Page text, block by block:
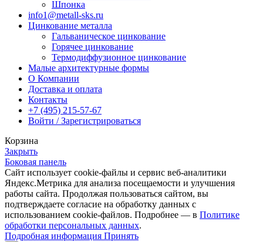
Шпонка
info1@metall-sks.ru
Цинкование металла
Гальваническое цинкование
Горячее цинкование
Термодиффузионное цинкование
Малые архитектурные формы
О Компании
Доставка и оплата
Контакты
+7 (495) 215-57-67
Войти / Зарегистрироваться
Корзина
Закрыть
Боковая панель
Сайт использует cookie-файлы и сервис веб-аналитики
Яндекс.Метрика для анализа посещаемости и улучшения
работы сайта. Продолжая пользоваться сайтом, вы
подтверждаете согласие на обработку данных с
использованием cookie-файлов. Подробнее — в Политике
обработки персональных данных.
Подробная информация Подробная
Принять